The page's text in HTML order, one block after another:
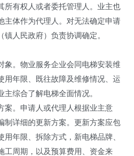
所有权人或者委托管理人。业主也
主体作为代理人。对无法确定申请
镇人民政府）负责协调确定。
。物业服务企业会同电梯安装维
用年限、既往故障及维修情况、运
综合了解电梯全面情况。
。申请人或代理人根据业主意
制详细的更新方案。更新方案应包
用年限、拆除方式，新电梯品牌、
工周期，以及预算费用、资金来